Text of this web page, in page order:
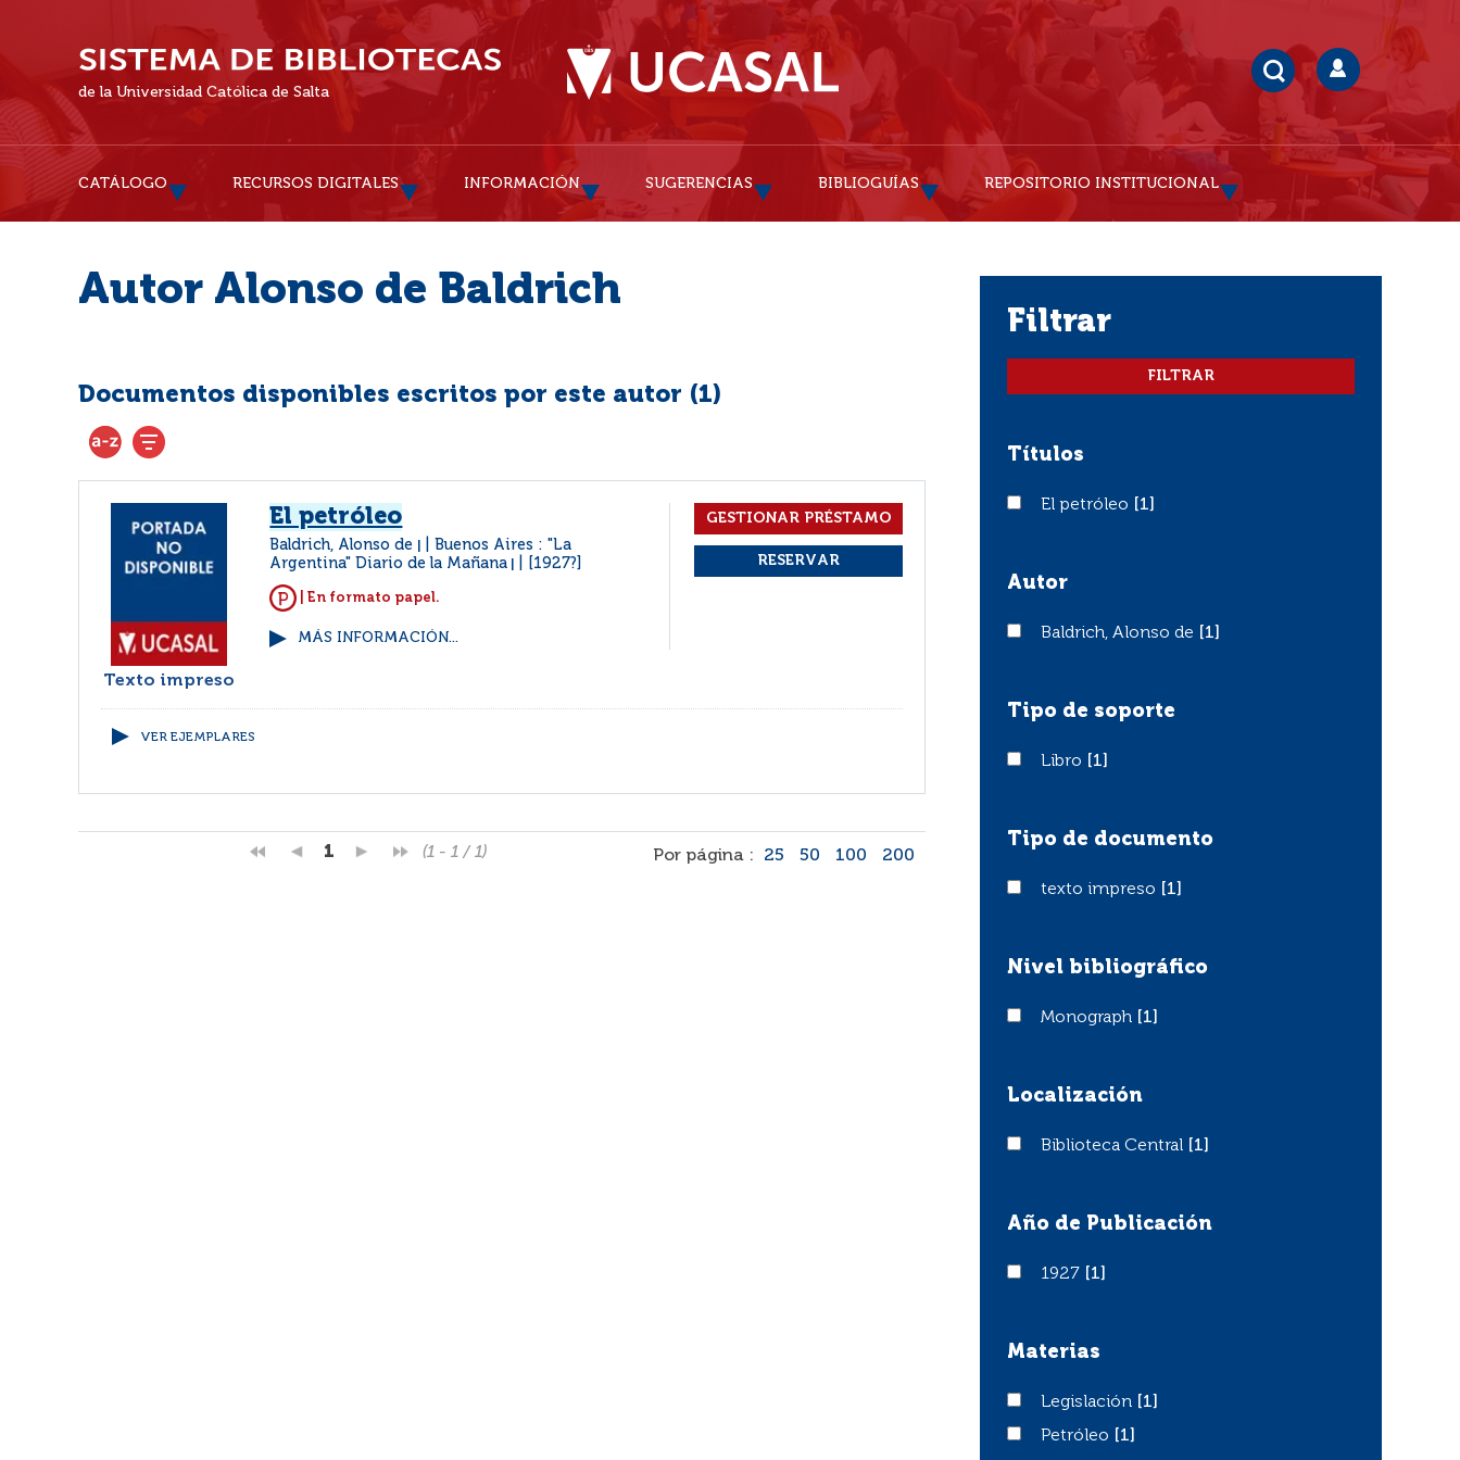
de la Universidad Católica de Salta
CATÁLOGO RECURSOS DIGITALES INFORMACIÓN SUGERENCIAS BIBLIOGUÍAS REPOSITORIO INSTITUCIONAL
Autor Alonso de Baldrich
Documentos disponibles escritos por este autor (1)
Texto impreso
El petróleo
Baldrich, Alonso de
Buenos Aires : "La
Argentina" Diario de la Mañana
[1927?]
| En formato papel.
MÁS INFORMACIÓN...
VER EJEMPLARES
1 (1 - 1 / 1) Por página : 25 50 100 200
filtrar
Títulos
El petróleo
El petróleo [1]
Autor
Baldrich, Alonso de
Baldrich, Alonso de [1]
Tipo de soporte
LibroLibro [1]
Tipo de documento
texto impreso
texto impreso [1]
Nivel bibliográfico
Monograph
Monograph [1]
Localización
Biblioteca Central
Biblioteca Central [1]
Año de Publicación
19271927 [1]
Materias
Legislación
Legislación
[1]
PetróleoPetróleo [1]